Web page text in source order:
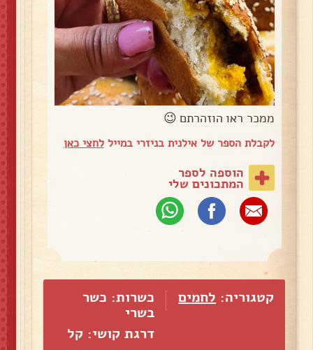
ממכר ראו הוזהרתם 😉
לקבלת הספר של אילנית בניזרי במייללחצי כאן
הוספה לספר
המתכונים שלי
קטגוריה: לחמים
כשרות: כשר
בשרי
דרגת קושי: קל